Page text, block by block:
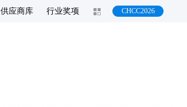
供应商库 行业奖项 CHCC2026